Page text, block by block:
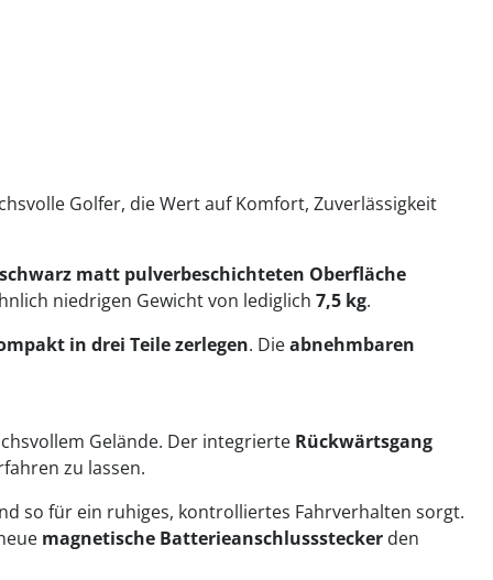
Golfer, die Wert auf Komfort, Zuverlässigkeit
schwarz matt pulverbeschichteten Oberfläche
niedrigen Gewicht von lediglich 7,5 kg.
in drei Teile zerlegen. Dieabnehmbaren
Gelände. Der integrierte Rückwärtsgang
zu lassen.
so für ein ruhiges, kontrolliertes Fahrverhalten sorgt.
magnetische Batterieanschlussstecker den